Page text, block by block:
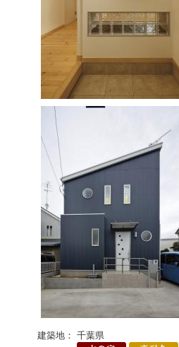
建築地： 千葉県